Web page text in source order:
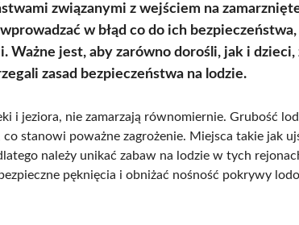
związanymi z wejściem na
w błąd co do ich
jest, aby zarówno dorośli, jak i dzieci,
zasad bezpieczeństwa na lodzie.
i jeziora, nie zamarzają równomiernie. Grubość
stanowi poważne zagrożenie. Miejsca takie jak
należy unikać zabaw na lodzie w tych
pęknięcia i obniżać nośność pokrywy